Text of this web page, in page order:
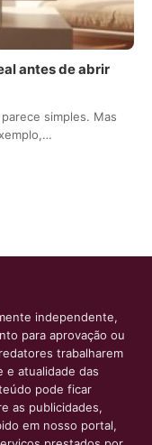
antes de abrir
simples. Mas
independente,
para aprovação ou
trabalharem
e atualidade das
pode ficar
as publicidades,
em nosso portal,